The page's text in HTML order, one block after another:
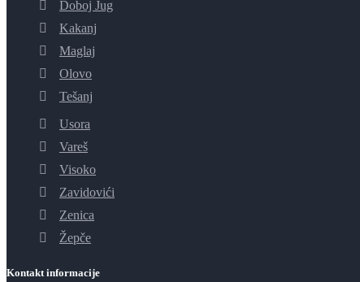
Doboj Jug
Kakanj
Maglaj
Olovo
Tešanj
Usora
Vareš
Visoko
Zavidovići
Zenica
Žepče
Kontakt informacije